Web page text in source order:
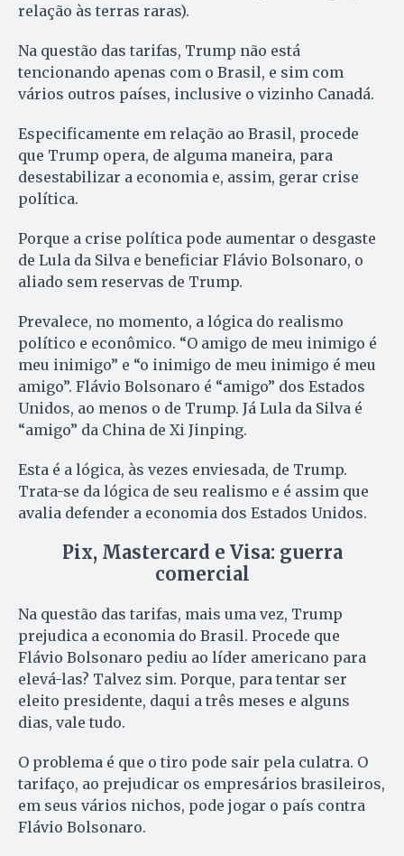
relação às terras raras).
Na questão das tarifas, Trump não está
tencionando apenas com o Brasil, e sim com
vários outros países, inclusive o vizinho Canadá.
Especificamente em relação ao Brasil, procede
que Trump opera, de alguma maneira, para
desestabilizar a economia e, assim, gerar crise
política.
Porque a crise política pode aumentar o desgaste
de Lula da Silva e beneficiar Flávio Bolsonaro, o
aliado sem reservas de Trump.
Prevalece, no momento, a lógica do realismo
político e econômico. “O amigo de meu inimigo é
meu inimigo” e “o inimigo de meu inimigo é meu
amigo”. Flávio Bolsonaro é “amigo” dos Estados
Unidos, ao menos o de Trump. Já Lula da Silva é
“amigo” da China de Xi Jinping.
Esta é a lógica, às vezes enviesada, de Trump.
Trata-se da lógica de seu realismo e é assim que
avalia defender a economia dos Estados Unidos.
Pix, Mastercard e Visa: guerra
comercial
Na questão das tarifas, mais uma vez, Trump
prejudica a economia do Brasil. Procede que
Flávio Bolsonaro pediu ao líder americano para
elevá-las? Talvez sim. Porque, para tentar ser
eleito presidente, daqui a três meses e alguns
dias, vale tudo.
O problema é que o tiro pode sair pela culatra. O
tarifaço, ao prejudicar os empresários brasileiros,
em seus vários nichos, pode jogar o país contra
Flávio Bolsonaro.